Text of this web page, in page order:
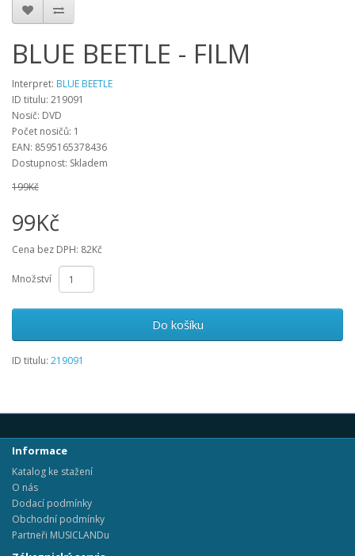
BLUE BEETLE - FILM
Interpret: BLUE BEETLE
ID titulu: 219091
Nosič: DVD
Počet nosičů: 1
EAN: 8595165378436
Dostupnost: Skladem
199Kč
99Kč
Cena bez DPH: 82Kč
Množství
Do košíku
ID titulu: 219091
Informace
Katalog ke stažení
O nás
Dodací podmínky
Obchodní podmínky
Partneři MUSICLANDu